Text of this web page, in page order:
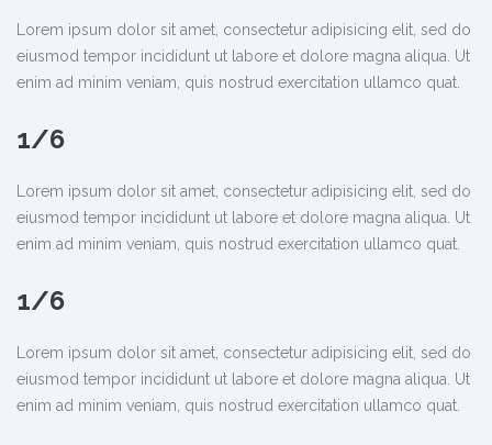
Lorem ipsum dolor sit amet, consectetur adipisicing elit, sed do
eiusmod tempor incididunt ut labore et dolore magna aliqua. Ut
enim ad minim veniam, quis nostrud exercitation ullamco quat.
1/6
Lorem ipsum dolor sit amet, consectetur adipisicing elit, sed do
eiusmod tempor incididunt ut labore et dolore magna aliqua. Ut
enim ad minim veniam, quis nostrud exercitation ullamco quat.
1/6
Lorem ipsum dolor sit amet, consectetur adipisicing elit, sed do
eiusmod tempor incididunt ut labore et dolore magna aliqua. Ut
enim ad minim veniam, quis nostrud exercitation ullamco quat.